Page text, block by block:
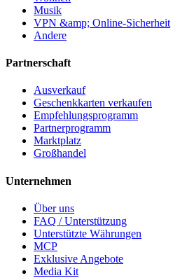
Musik
VPN &amp; Online-Sicherheit
Andere
Partnerschaft
Ausverkauf
Geschenkkarten verkaufen
Empfehlungsprogramm
Partnerprogramm
Marktplatz
Großhandel
Unternehmen
Über uns
FAQ / Unterstützung
Unterstützte Währungen
MCP
Exklusive Angebote
Media Kit